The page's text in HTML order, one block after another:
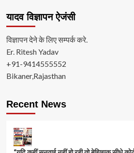
यादव विज्ञापन ऐजंसी
विज्ञापन देने के लिए सम्पर्क करे.
Er. Ritesh Yadav
+91-9414555552
Bikaner,Rajasthan
Recent News